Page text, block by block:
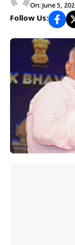
On: June 5,
Follow Us: